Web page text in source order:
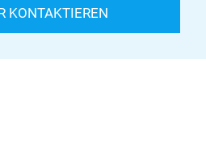
KONTAKTIEREN